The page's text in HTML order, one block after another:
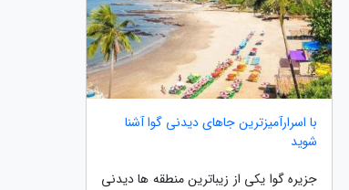
با اسرارآمیزترین جاهای دیدنی گوا آشنا
شوید
جزیره گوا یکی از زیباترین منطقه ها دیدنی